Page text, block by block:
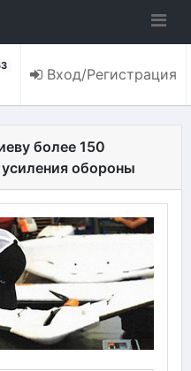
Вход/Регистрация
более 150
обороны